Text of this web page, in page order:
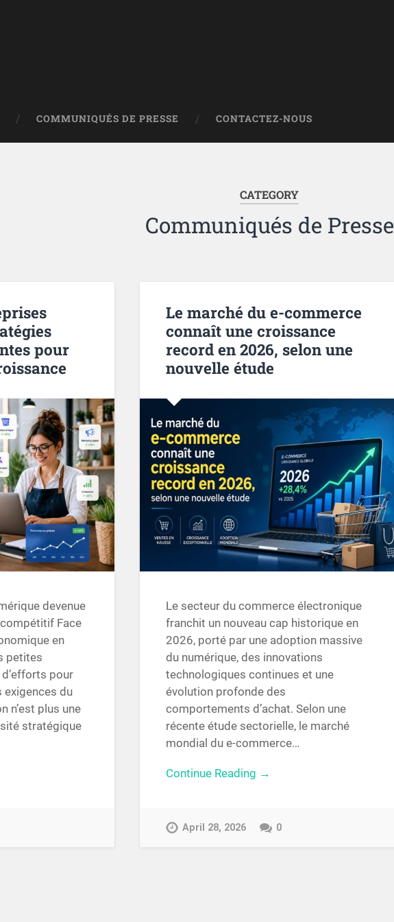
COMMUNIQUÉS DE PRESSE CONTACTEZ-NOUS
CATEGORY
Communiqués de Presse
pour
devenue
Face
en
petites
pour
exigences du
n’est plus une
stratégique
Le marché du e-commerce
connaît une croissance
record en 2026, selon une
nouvelle étude
Le secteur du commerce électronique
franchit un nouveau cap historique en
2026, porté par une adoption massive
du numérique, des innovations
technologiques continues et une
évolution profonde des
comportements d’achat. Selon une
récente étude sectorielle, le marché
mondial du e-commerce…
Continue Reading →
April 28, 2026 0